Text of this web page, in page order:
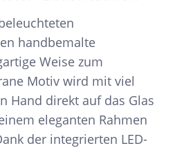
handbemalte
Weise zum
Motiv wird mit viel
Hand direkt auf das Glas
eleganten Rahmen
der integrierten LED-